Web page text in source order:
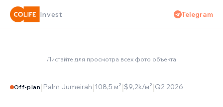
Invest Telegram
Off-plan | Palm Jumeirah|108,5 м²|$9,2k/м²|Q2 2026
✦PALM JUMEIRAH
ПРОЕКТ ОТ NAKHEEL
Листайте для просмотра всех фото объекта